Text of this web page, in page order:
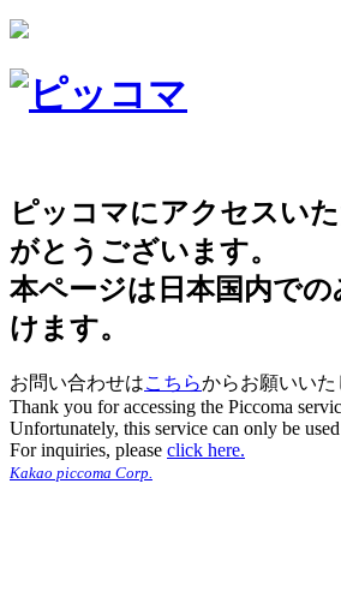
ピッコマにアクセスい
がとうございます。
本ページは日本国内で
けます。
お問い合わせはこちらからお願いいた
Thank you for accessing the Piccoma
Unfortunately, this service can only be
For inquiries, please click here.
Kakao piccoma Corp.